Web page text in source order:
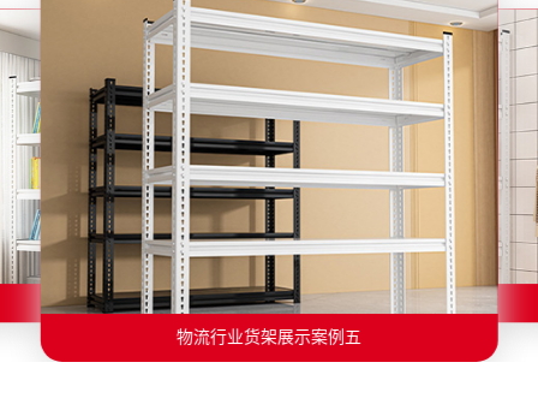
物流行业货架展示案例一
物流行业货架展示案例六
物流行业货架展示案例五
物流行业货架展示案例四
物流行业货架展示案例三
物流行业货架展示案例二